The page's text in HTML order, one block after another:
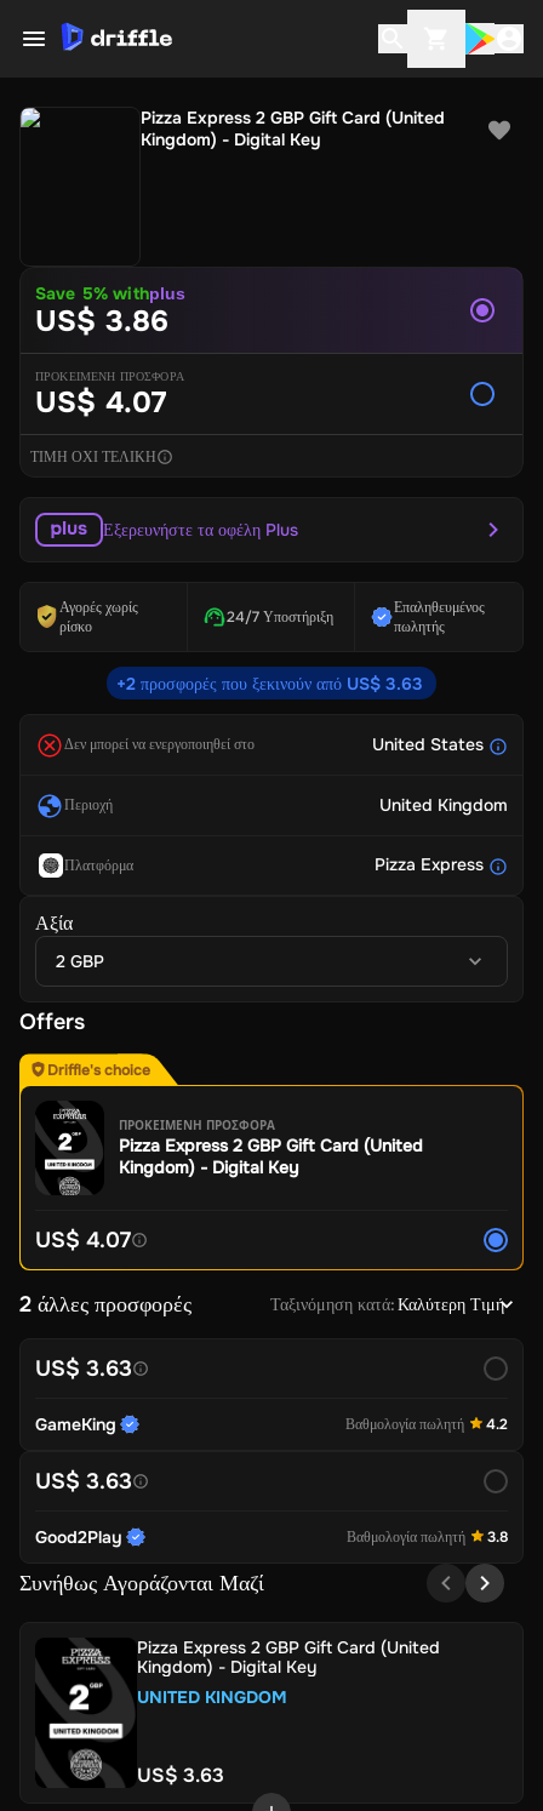
Pizza Express 2 GBP Gift Card (United
Kingdom) - Digital Key
Save 5% withplus
US$ 3.86
ΠΡΟΚΕΙΜΕΝΗ ΠΡΟΣΦΟΡΑ
US$ 4.07
ΤΙΜΗ ΟΧΙ ΤΕΛΙΚΗ
Εξερευνήστε τα οφέλη Plus
Αγορές χωρίς
ρίσκο
24/7 Υποστήριξη
Επαληθευμένος
πωλητής
+2 προσφορές που ξεκινούν από US$ 3.63
Δεν μπορεί να ενεργοποιηθεί στο United States
Περιοχή United Kingdom
Πλατφόρμα Pizza Express
Αξία
2 GBP
Offers
Driffle's choice
ΠΡΟΚΕΙΜΕΝΗ ΠΡΟΣΦΟΡΑ
Pizza Express 2 GBP Gift Card (United
Kingdom) - Digital Key
US$ 4.07
2 άλλες προσφορές Ταξινόμηση κατά:Καλύτερη Τιμή
US$ 3.63
GameKing Βαθμολογία πωλητή 4.2
US$ 3.63
Good2Play Βαθμολογία πωλητή 3.8
Συνήθως Αγοράζονται Μαζί
Pizza Express 2 GBP Gift Card (United
Kingdom) - Digital Key
UNITED KINGDOM
US$ 3.63